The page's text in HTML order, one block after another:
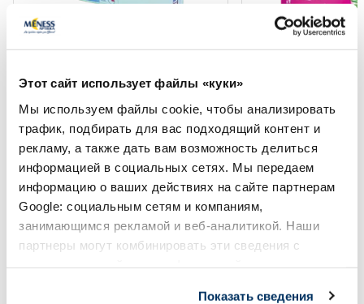
Этот сайт использует файлы «куки»
Мы используем файлы cookie, чтобы анализировать
трафик, подбирать для вас подходящий контент и
рекламу, а также дать вам возможность делиться
информацией в социальных сетях. Мы передаем
информацию о ваших действиях на сайте партнерам
Google: социальным сетям и компаниям,
занимающимся рекламой и веб-аналитикой. Наши
партнеры могут комбинировать эти сведения с
Показать сведения
ректальный раствор, 4 шт.
Цена
6.19 €
В корзину
Цена
7.99 €
В
Page 1 of 10
Солнечная защита летом ☀️